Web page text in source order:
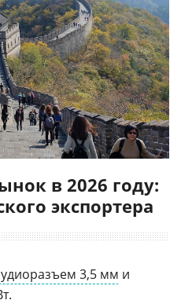
в 2026 году:
экспортера
3,5 мм и